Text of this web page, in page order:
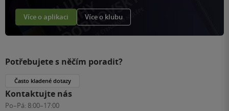
Více o aplikaci Více o klubu
Potřebujete s něčím poradit?
Často kladené dotazy
Kontaktujte nás
Po–Pá: 8:00–17:00